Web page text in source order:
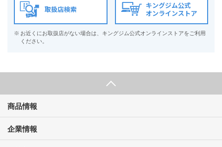
取扱店検索
キングジム公式
オンラインストア
※ お近くにお取扱店がない場合は、キングジム公式オンラインストアをご利用
ください。
商品情報
企業情報